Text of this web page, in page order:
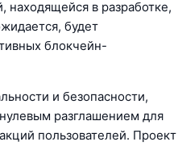
в разработке,
будет
блокчейн-
и безопасности,
разглашением для
пользователей. Проект